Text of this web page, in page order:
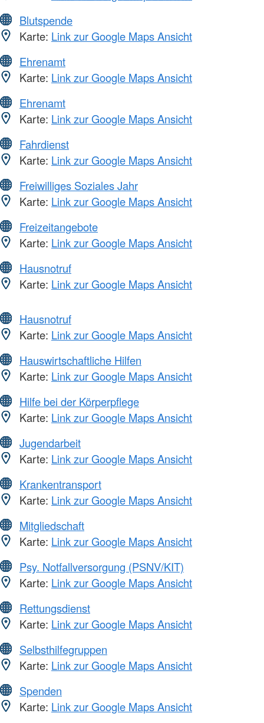
Blutspende
Karte: Link zur Google Maps Ansicht
Ehrenamt
Karte: Link zur Google Maps Ansicht
Ehrenamt
Karte: Link zur Google Maps Ansicht
Fahrdienst
Karte: Link zur Google Maps Ansicht
Freiwilliges Soziales Jahr
Karte: Link zur Google Maps Ansicht
Freizeitangebote
Karte: Link zur Google Maps Ansicht
Hausnotruf
Karte: Link zur Google Maps Ansicht
Hausnotruf
Karte: Link zur Google Maps Ansicht
Hauswirtschaftliche Hilfen
Karte: Link zur Google Maps Ansicht
Hilfe bei der Körperpflege
Karte: Link zur Google Maps Ansicht
Jugendarbeit
Karte: Link zur Google Maps Ansicht
Krankentransport
Karte: Link zur Google Maps Ansicht
Mitgliedschaft
Karte: Link zur Google Maps Ansicht
Psy. Notfallversorgung (PSNV/KIT)
Karte: Link zur Google Maps Ansicht
Rettungsdienst
Karte: Link zur Google Maps Ansicht
Selbsthilfegruppen
Karte: Link zur Google Maps Ansicht
Spenden
Karte: Link zur Google Maps Ansicht